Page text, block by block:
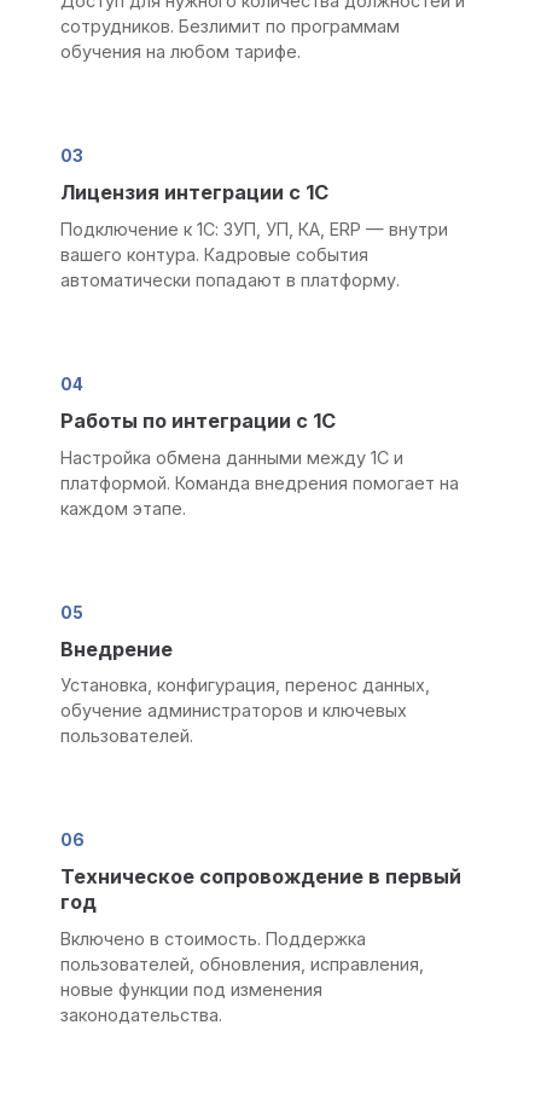
сотрудников. Безлимит по программам
обучения на любом тарифе.
03
Лицензия интеграции с 1С
Подключение к 1С: ЗУП, УП, КА, ERP — внутри
вашего контура. Кадровые события
автоматически попадают в платформу.
04
Работы по интеграции с 1С
Настройка обмена данными между 1С и
платформой. Команда внедрения помогает на
каждом этапе.
05
Внедрение
Установка, конфигурация, перенос данных,
обучение администраторов и ключевых
пользователей.
06
Техническое сопровождение в первый
год
Включено в стоимость. Поддержка
пользователей, обновления, исправления,
новые функции под изменения
законодательства.